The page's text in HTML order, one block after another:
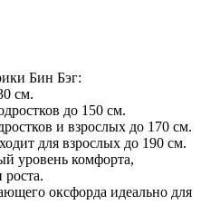
Бин Бэг:
см.
до 150 см.
и взрослых до 170 см.
для взрослых до 190 см.
уровень комфорта,
роста.
оксфорда идеально для